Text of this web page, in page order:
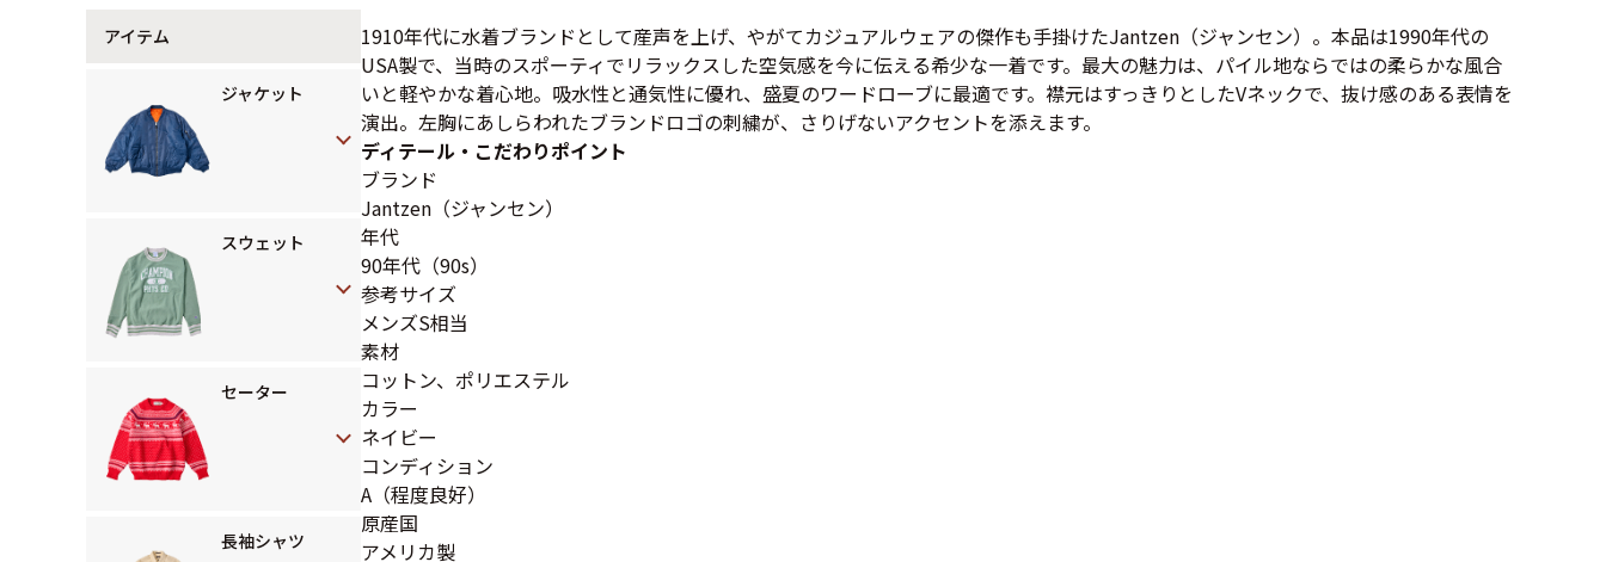
Search by Size
ジャケット XS S M L XL
1910年代に水着ブランドとして産声を上げ、やがてカジュアルウェアの傑作も手掛けたJantzen（ジャンセン） 。本品は1990年代の
USA製で、当時のスポーティでリラックスした空気感を今に伝える希少な一着です。最大の魅力は、 パイル地ならではの柔らかな風合
いと軽やかな着心地。吸水性と通気性に優れ、盛夏のワードローブに最適です。襟元はすっきりとしたVネックで、抜け感のある表情を
演出。左胸にあしらわれたブランドロゴの刺繍が、さりげないアクセントを添えます。
ディテール・こだわりポイント
ブランド
Jantzen（ジャンセン）
年代
90年代（90s）
参考サイズ
メンズS相当
素材
コットン、ポリエステル
カラー
ネイビー
コンディション
A（程度良好）
原産国
アメリカ製
アイテム
ジャケット
スウェット
セーター
長袖シャツ